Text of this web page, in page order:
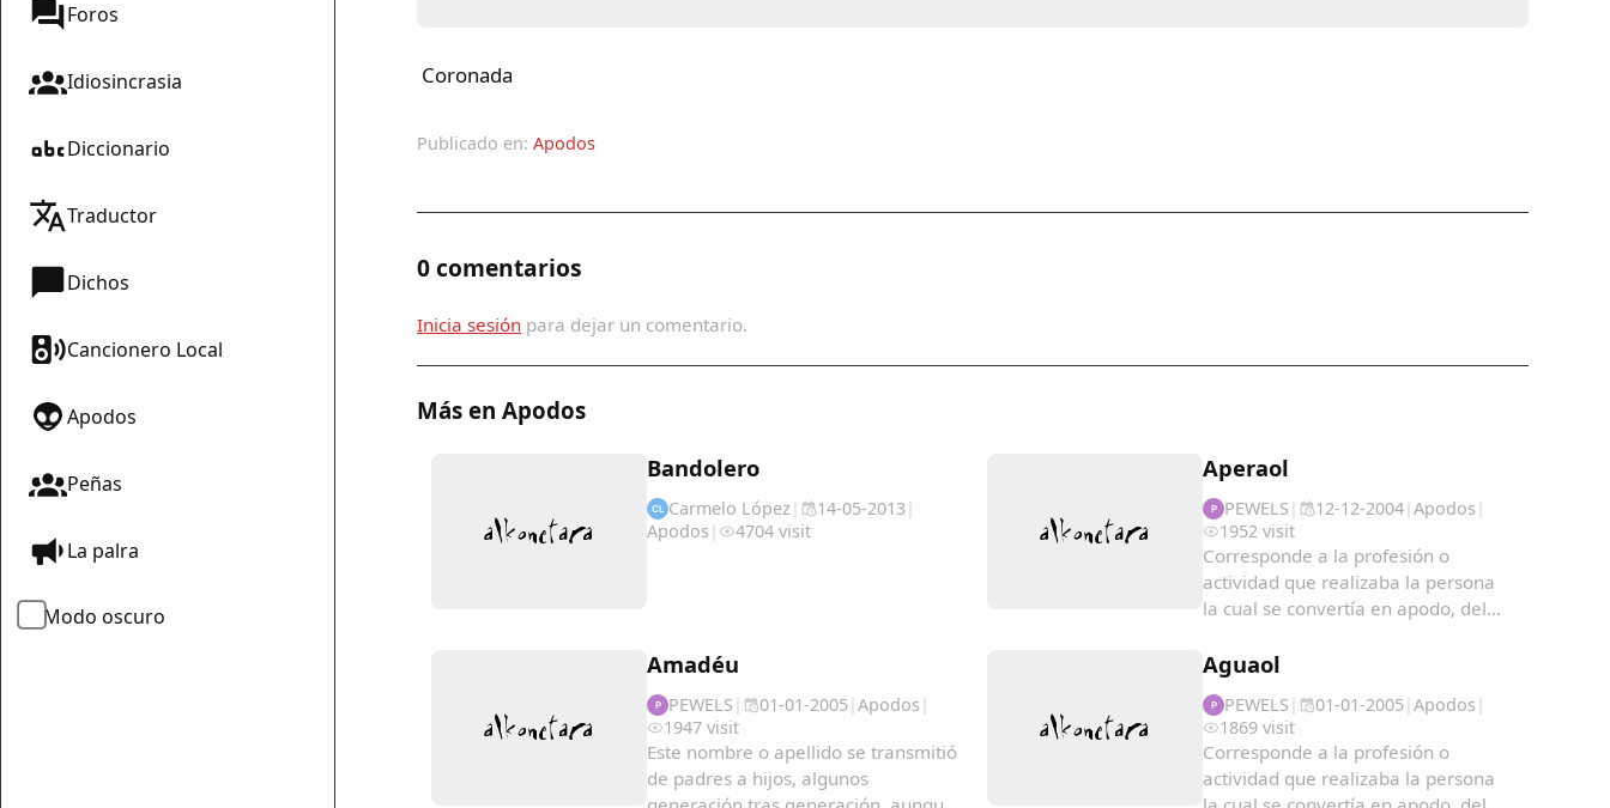
Foros
Idiosincrasia
Diccionario
Traductor
Dichos
Cancionero Local
Apodos
Peñas
La palra
Modo oscuro
Coronada
Publicado en: Apodos
0 comentarios
Inicia sesión para dejar un comentario.
Más en Apodos
Bandolero
CL Carmelo López | 14-05-2013|
Apodos | 4704 visit
Aperaol
P PEWELS | 12-12-2004| Apodos |
1952 visit
Corresponde a la profesión o
actividad que realizaba la persona
la cual se convertía en apodo, del
hereditarios...
Amadéu
P PEWELS | 01-01-2005| Apodos |
1947 visit
Este nombre o apellido se transmitió
de padres a hijos, algunos
Aguaol
P PEWELS | 01-01-2005| Apodos |
1869 visit
Corresponde a la profesión o
actividad que realizaba la persona